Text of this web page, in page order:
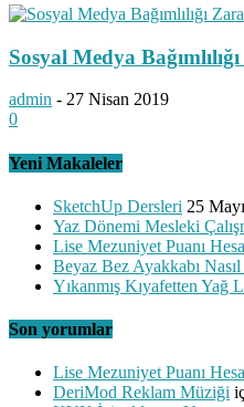
Sosyal Medya
admin - 27 Nisan 2019
0
Yeni Makaleler
SketchUp Dersleri 25
Yaz Dönemi Mesleki
Lise Mezuniyet Puanı
Beyaz Bez Ayakkabı
Yıkanmış Kıyafetten Yağ
Son yorumlar
Lise Mezuniyet Puanı
DeriMod Reklam Müziği